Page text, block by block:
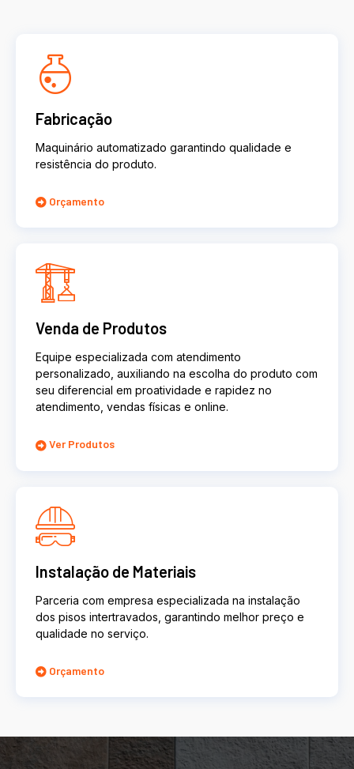
Fabricação
Maquinário automatizado garantindo qualidade e
resistência do produto.
Orçamento
Venda de Produtos
Equipe especializada com atendimento
personalizado, auxiliando na escolha do produto com
seu diferencial em proatividade e rapidez no
atendimento, vendas físicas e online.
Ver Produtos
Instalação de Materiais
Parceria com empresa especializada na instalação
dos pisos intertravados, garantindo melhor preço e
qualidade no serviço.
Orçamento